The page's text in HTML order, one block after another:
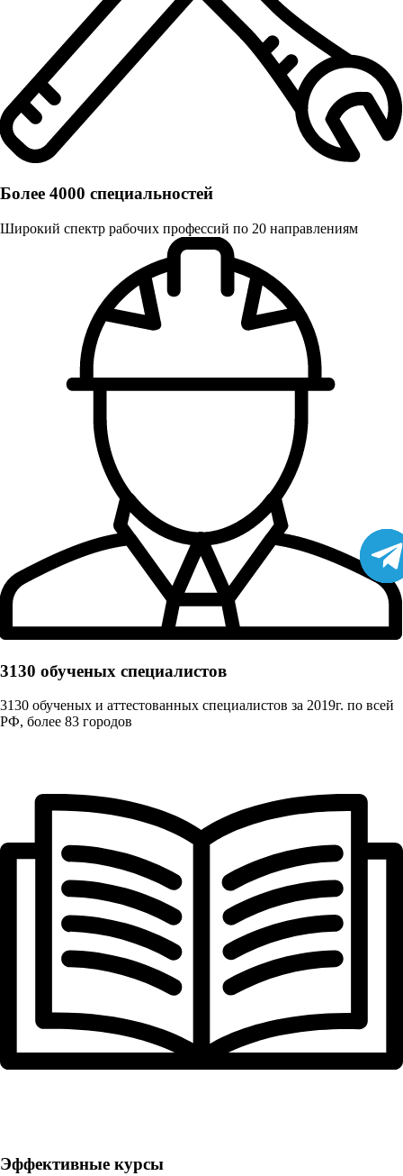
Более 4000 специальностей
Широкий спектр рабочих профессий по 20 направлениям
3130 обученых cпециалистов
3130 обученых и аттестованных специалистов за 2019г. по всей
РФ, более 83 городов
Эффективные курсы